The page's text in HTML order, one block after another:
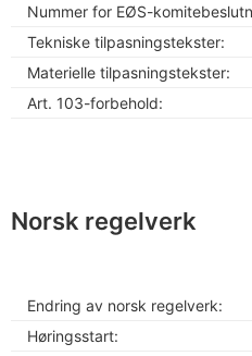
Nummer for EØS-
Tekniske tilpasningstekster:
Materielle tilpasningstekster:
Art. 103-forbehold:
Norsk regelverk
Endring av norsk regelverk:
Høringsstart: